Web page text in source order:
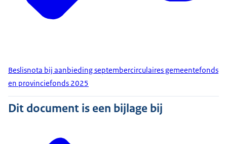
Beslisnota bij aanbieding septembercirculaires gemeentefonds
en provinciefonds 2025
Dit document is een bijlage bij